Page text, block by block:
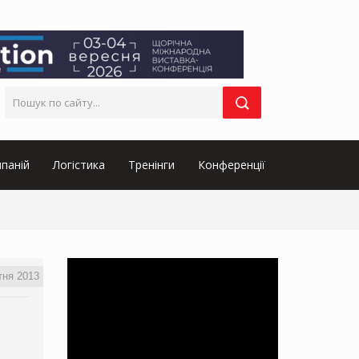
Логістика Тренінги Конференції
2013